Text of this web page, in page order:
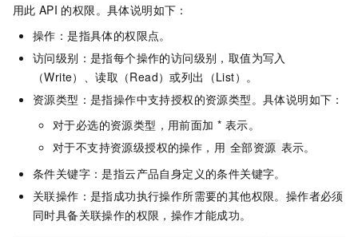
用此 API 的权限。具体说明如下：
操作：是指具体的权限点。
访问级别：是指每个操作的访问级别，取值为写入
（Write）、读取（Read）或列出（List）。
资源类型：是指操作中支持授权的资源类型。具体说明如下：
对于必选的资源类型，用前面加 * 表示。
对于不支持资源级授权的操作，用 全部资源 表示。
条件关键字：是指云产品自身定义的条件关键字。
关联操作：是指成功执行操作所需要的其他权限。操作者必须
同时具备关联操作的权限，操作才能成功。